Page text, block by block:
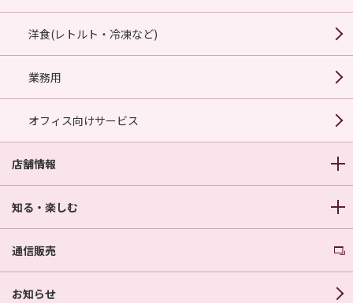
洋食(レトルト・冷凍など)
業務用
オフィス向けサービス
店舗情報
知る・楽しむ
通信販売
お知らせ